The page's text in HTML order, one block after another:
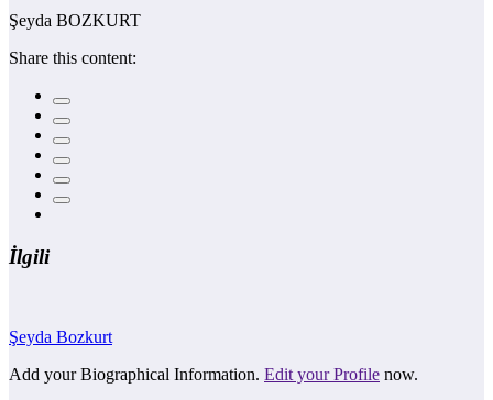
Şeyda BOZKURT
Share this content:
İlgili
Şeyda Bozkurt
Add your Biographical Information. Edit your Profile now.